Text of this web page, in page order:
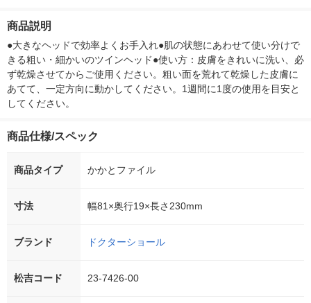
商品説明
●大きなヘッドで効率よくお手入れ●肌の状態にあわせて使い分けで
きる粗い・細かいのツインヘッド●使い方：皮膚をきれいに洗い、必
ず乾燥させてからご使用ください。粗い面を荒れて乾燥した皮膚に
あてて、一定方向に動かしてください。1週間に1度の使用を目安と
してください。
商品仕様/スペック
商品タイプ かかとファイル
寸法 幅81×奥行19×長さ230mm
ブランド ドクターショール
松吉コード 23-7426-00